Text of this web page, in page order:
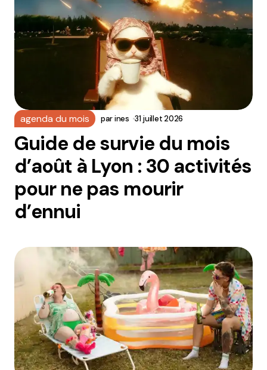
agenda du mois parines 31 juillet 2026
Guide de survie du mois
d’août à Lyon : 30 activités
pour ne pas mourir
d’ennui